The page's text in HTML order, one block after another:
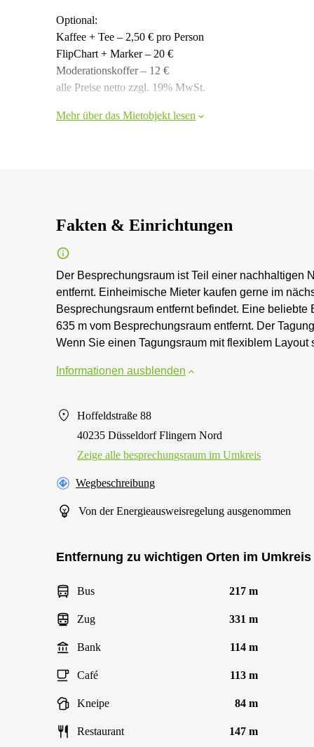
Optional:
Kaffee + Tee – 2,50 € pro Person
FlipChart + Marker – 20 €
Moderationskoffer – 12 €
alle Preise netto zzgl. 19% MwSt.
Mehr über das Mietobjekt lesen
Fakten & Einrichtungen
Der Besprechungsraum ist Teil einer nachhaltigen
entfernt. Einheimische Mieter kaufen gerne im
Besprechungsraum entfernt befindet. Eine
635 m vom Besprechungsraum entfernt. Der
Wenn Sie einen Tagungsraum mit flexiblem
Informationen ausblenden
Hoffeldstraße 88
40235 Düsseldorf Flingern Nord
Zeige alle besprechungsraum im Umkreis
Wegbeschreibung
Von der Energieausweisregelung ausgenommen
Entfernung zu wichtigen Orten im Umkreis
Bus 217 m
Zug 331 m
Bank 114 m
Café 113 m
Kneipe 84 m
Restaurant 147 m